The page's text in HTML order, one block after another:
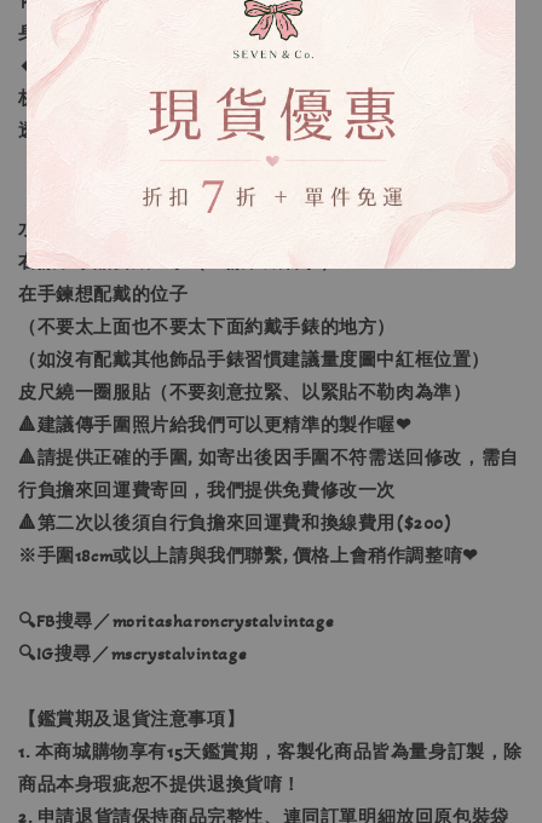
身訂做」。
🔸生命靈數量身訂做：採預約制線上一對一諮詢，老師將解
析生命靈數讓您更了解自己，並找到需要加強的靈數空缺，
透過進一步的分析選擇真正屬於您需要的水晶喔❤
【如何量手圍】
水晶手鍊戴非慣用手
右撇子水晶要戴左手（左撇子戴右手）
在手鍊想配戴的位子
（不要太上面也不要太下面約戴手錶的地方）
（如沒有配戴其他飾品手錶習慣建議量度圖中紅框位置）
皮尺繞一圈服貼（不要刻意拉緊、以緊貼不勒肉為準）
🔺建議傳手圍照片給我們可以更精準的製作喔❤
🔺請提供正確的手圍, 如寄出後因手圍不符需送回修改，需自
行負擔來回運費寄回，我們提供免費修改一次
🔺第二次以後須自行負擔來回運費和換線費用($200)
※手圍18cm或以上請與我們聯繫, 價格上會稍作調整唷❤
🔍FB搜尋／moritasharoncrystalvintage
🔍IG搜尋／mscrystalvintage
【鑑賞期及退貨注意事項】
1. 本商城購物享有15天鑑賞期，客製化商品皆為量身訂製，除
商品本身瑕疵恕不提供退換貨唷！
2. 申請退貨請保持商品完整性、連同訂單明細放回原包裝袋